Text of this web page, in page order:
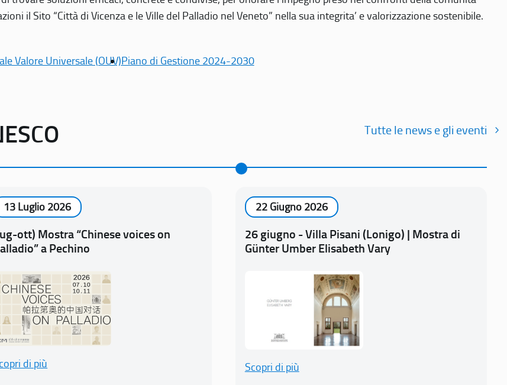
il Sito “Città di Vicenza e le Ville del Palladio nel Veneto” nella sua integrita’ e valorizzazione sostenibile.
Valore Universale (OUV)Piano di Gestione 2024-2030
Tutte le news e gli eventi
13 Luglio 2026
ott) Mostra “Chinese voices on
a Pechino
di più
22 Giugno 2026
26 giugno - Villa Pisani (Lonigo) | Mostra di
Günter Umber Elisabeth Vary
Scopri di più